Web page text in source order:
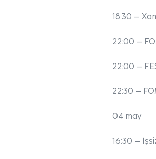
18:30 –
22:00 –
22:00 –
22:30 –
04 may
16:30 –